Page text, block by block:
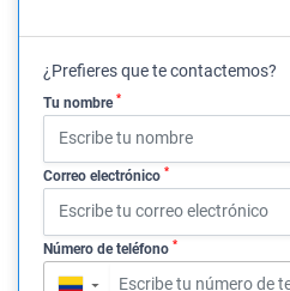
¿Prefieres que te contactemos?
Tu nombre *
Correo electrónico *
Número de teléfono *
▼